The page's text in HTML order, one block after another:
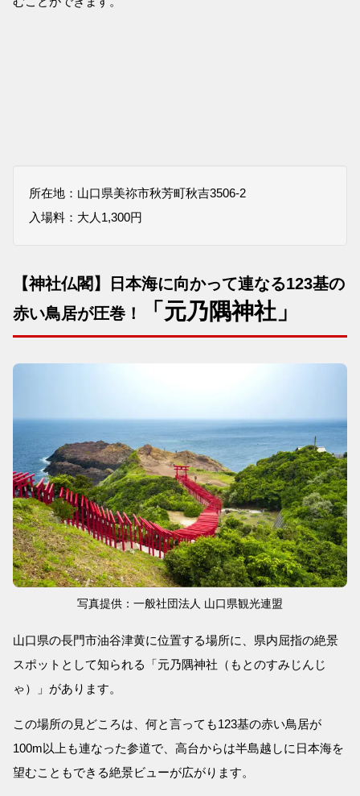
所在地：山口県美祢市秋芳町秋吉3506-2
入場料：大人1,300円
【神社仏閣】日本海に向かって連なる123基の
赤い鳥居が圧巻！
「元乃隅神社」
写真提供：一般社団法人 山口県観光連盟
山口県の長門市油谷津黄に位置する場所に、県内屈指の絶景
スポットとして知られる「元乃隅神社（もとのすみじんじ
ゃ）」があります。
この場所の見どころは、何と言っても123基の赤い鳥居が
100m以上も連なった参道で、高台からは半島越しに日本海を
望むこともできる絶景ビューが広がります。